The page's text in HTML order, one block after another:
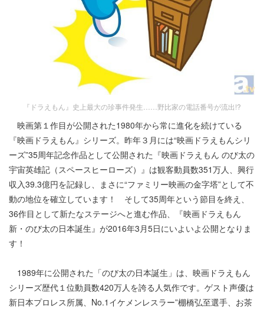
『ドラえもん』史上最大の珍事件発生……野比家の電話番号が流出!?
映画第１作目が公開された1980年から常に進化を続けている
『映画ドラえもん』シリーズ。昨年３月には“映画ドラえもんシリ
ーズ”35周年記念作品として公開された『映画ドラえもん のび太の
宇宙英雄記（スペースヒーローズ）』は観客動員数351万人、興行
収入39.3億円を記録し、まさに“ファミリー映画の金字塔”として不
動の地位を確立しています！ そして35周年という節目を終え、
36作目として新たなステージへと進む作品、『映画ドラえもん
新・のび太の日本誕生』が2016年3月5日にいよいよ公開となりま
す！
1989年に公開された「のび太の日本誕生」は、映画ドラえもん
シリーズ歴代１位動員数420万人を誇る人気作です。ゲスト声優は
新日本プロレス所属、No.1イケメンレスラー”棚橋弘至選手、お茶